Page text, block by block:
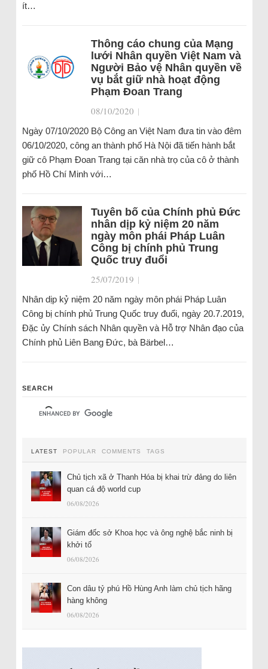
ít…
Thông cáo chung của Mạng
lưới Nhân quyền Việt Nam và
Người Bảo vệ Nhân quyền về
vụ bắt giữ nhà hoạt động
Phạm Đoan Trang
08/10/2020 |
Ngày 07/10/2020 Bộ Công an Việt Nam đưa tin vào đêm
06/10/2020, công an thành phố Hà Nội đã tiến hành bắt
giữ cô Phạm Đoan Trang tại căn nhà trọ của cô ở thành
phố Hồ Chí Minh với…
Tuyên bố của Chính phủ Đức
nhân dịp kỷ niệm 20 năm
ngày môn phái Pháp Luân
Công bị chính phủ Trung
Quốc truy đuổi
25/07/2019 |
Nhân dịp kỷ niệm 20 năm ngày môn phái Pháp Luân
Công bị chính phủ Trung Quốc truy đuổi, ngày 20.7.2019,
Đặc ủy Chính sách Nhân quyền và Hỗ trợ Nhân đạo của
Chính phủ Liên Bang Đức, bà Bärbel…
SEARCH
LATEST POPULAR COMMENTS TAGS
Chủ tịch xã ở Thanh Hóa bị khai trừ đảng do liên
quan cá độ world cup
06/08/2026
Giám đốc sở Khoa học và ông nghệ bắc ninh bị
khởi tố
06/08/2026
Con dâu tỷ phú Hồ Hùng Anh làm chủ tịch hãng
hàng không
06/08/2026